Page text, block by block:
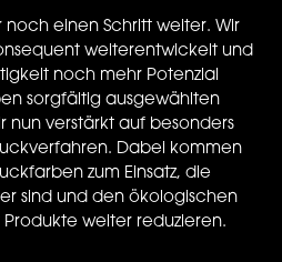
noch einen Schritt weiter. Wir
weiterentwickelt und
noch mehr Potenzial
sorgfältig ausgewählten
nun verstärkt auf besonders
Dabei kommen
zum Einsatz, die
sind und den ökologischen
Produkte weiter reduzieren.